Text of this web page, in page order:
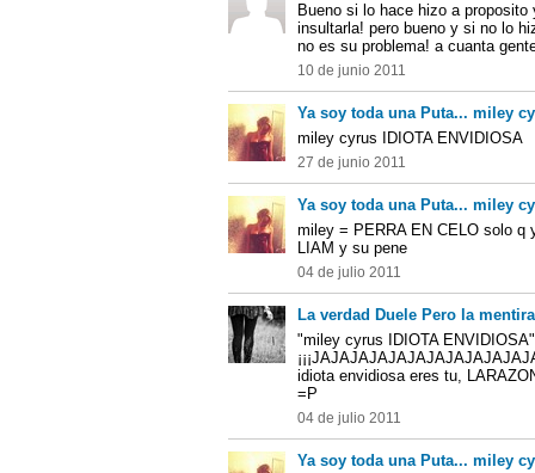
Bueno si lo hace hizo a
insultarla! pero bueno y si no lo
no es su problema! a cuanta
10 de junio 2011
Ya soy toda una Puta... miley
miley cyrus IDIOTA ENVIDIOSA
27 de junio 2011
Ya soy toda una Puta... miley
miley = PERRA EN CELO solo q
LIAM y su pene
04 de julio 2011
La verdad Duele Pero la
"miley cyrus IDIOTA ENVIDIOSA"
idiota envidiosa eres tu,
=P
04 de julio 2011
Ya soy toda una Puta... miley